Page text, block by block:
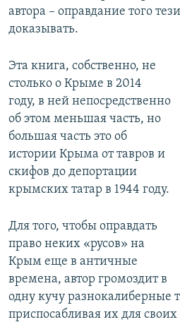
автора – оправдание того
доказывать.
Эта книга, собственно, не
столько о Крыме в 2014
году, в ней непосредственно
об этом меньшая часть, но
большая часть это об
истории Крыма от тавров и
скифов до депортации
крымских татар в 1944 году.
Для того, чтобы оправдать
право неких «русов» на
Крым еще в античные
времена, автор громоздит в
одну кучу разнокалиберные
приспосабливая их для